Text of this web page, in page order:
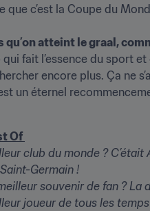
que c’est la Coupe du
qu’on atteint le graal,
qui fait l’essence du sport
encore plus. Ça ne
un éternel
Of
club du monde ?
Germain !
souvenir de fan ? La
joueur de tous les